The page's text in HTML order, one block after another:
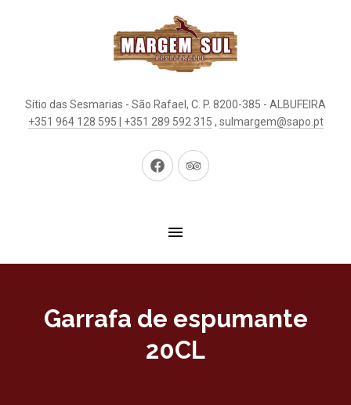
Sítio das Sesmarias - São Rafael, C. P. 8200-385 - ALBUFEIRA
+351 964 128 595 | +351 289 592 315 , sulmargem@sapo.pt
New
New
Garrafa de espumante
20CL